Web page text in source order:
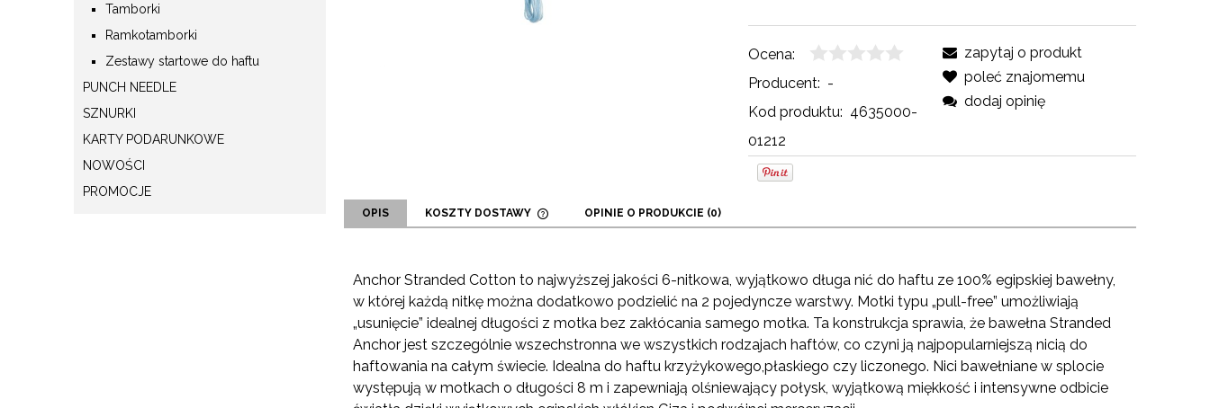
Tamborki
Ramkotamborki
Zestawy startowe do haftu
PUNCH NEEDLE
SZNURKI
KARTY PODARUNKOWE
NOWOŚCI
PROMOCJE
Ocena:
Producent: -
Kod produktu: 4635000-
01212
zapytaj o produkt
poleć znajomemu
dodaj opinię
OPIS KOSZTY DOSTAWY
KOSZTÓW PŁATNOŚCI
OPINIE O PRODUKCIE (0)
Anchor Stranded Cotton to najwyższej jakości 6-nitkowa, wyjątkowo długa nić do haftu ze 100% egipskiej bawełny,
w której każdą nitkę można dodatkowo podzielić na 2 pojedyncze warstwy. Motki typu „pull-free” umożliwiają
„usunięcie” idealnej długości z motka bez zakłócania samego motka. Ta konstrukcja sprawia, że ​​bawełna Stranded
Anchor jest szczególnie wszechstronna we wszystkich rodzajach haftów, co czyni ją najpopularniejszą nicią do
haftowania na całym świecie. Idealna do haftu krzyżykowego,płaskiego czy liczonego. Nici bawełniane w splocie
występują w motkach o długości 8 m i zapewniają olśniewający połysk, wyjątkową miękkość i intensywne odbicie